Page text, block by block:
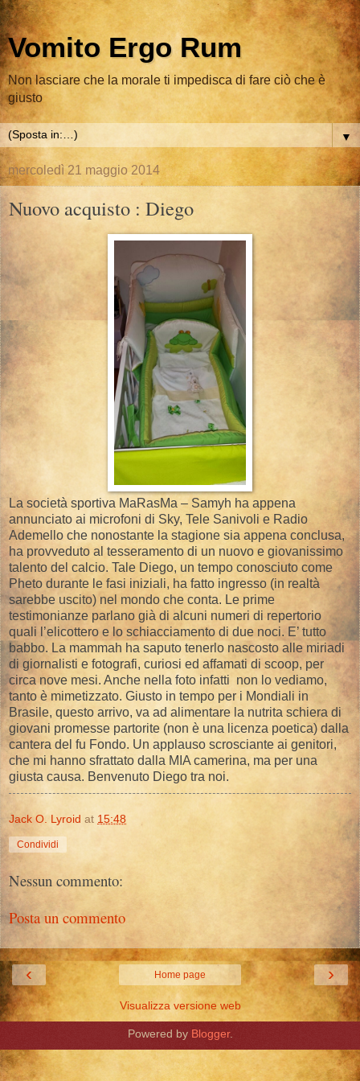
Vomito Ergo Rum
Non lasciare che la morale ti impedisca di fare ciò che è
giusto
▼
mercoledì 21 maggio 2014
Nuovo acquisto : Diego
La società sportiva MaRasMa – Samyh ha appena
annunciato ai microfoni di Sky, Tele Sanivoli e Radio
Ademello che nonostante la stagione sia appena conclusa,
ha provveduto al tesseramento di un nuovo e giovanissimo
talento del calcio. Tale Diego, un tempo conosciuto come
Pheto durante le fasi iniziali, ha fatto ingresso (in realtà
sarebbe uscito) nel mondo che conta. Le prime
testimonianze parlano già di alcuni numeri di repertorio
quali l’elicottero e lo schiacciamento di due noci. E’ tutto
babbo. La mammah ha saputo tenerlo nascosto alle miriadi
di giornalisti e fotografi, curiosi ed affamati di scoop, per
circa nove mesi. Anche nella foto infatti non lo vediamo,
tanto è mimetizzato. Giusto in tempo per i Mondiali in
Brasile, questo arrivo, va ad alimentare la nutrita schiera di
giovani promesse partorite (non è una licenza poetica) dalla
cantera del fu Fondo. Un applauso scrosciante ai genitori,
che mi hanno sfrattato dalla MIA camerina, ma per una
giusta causa. Benvenuto Diego tra noi.
Jack O. Lyroid at 15:48
Condividi
Nessun commento:
Posta un commento
‹ ›
Home page
Visualizza versione web
Powered by Blogger.